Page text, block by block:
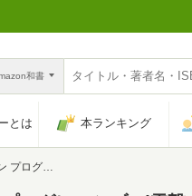
和書
とは 本ランキング
8 (電撃文庫)